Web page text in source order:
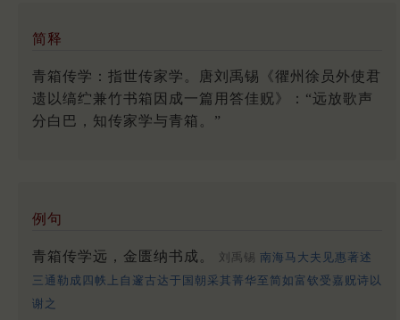
简释
青箱传学：指世传家学。唐刘禹锡《忂州徐员外使君
遗以缟纻兼竹书箱因成一篇用答佳贶》：“远放歌声
分白巴，知传家学与青箱。”
例句
青箱传学远，金匮纳书成。 刘禹锡 南海马大夫见惠著述
三通勒成四帙上自邃古达于国朝采其菁华至简如富钦受嘉贶诗以
谢之